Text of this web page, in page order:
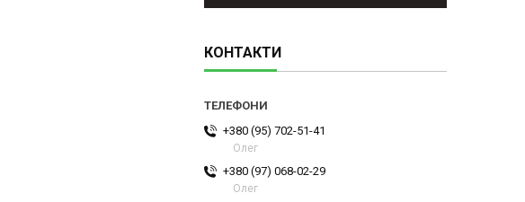
КОНТАКТИ
+380 (95) 702-51-41
Олег
+380 (97) 068-02-29
Олег